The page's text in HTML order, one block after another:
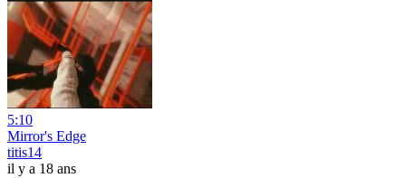
5:10
Mirror's Edge
titis14
il y a 18 ans